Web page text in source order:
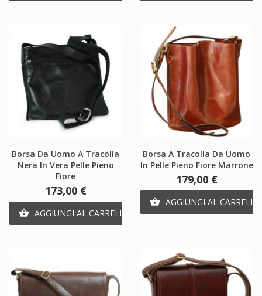
Borsa Da Uomo A Tracolla
Nera In Vera Pelle Pieno
Fiore
Prezzo
173,00 €
 AGGIUNGI AL CARRELLO
Borsa A Tracolla Da Uomo
In Pelle Pieno Fiore Marrone
Prezzo
179,00 €
 AGGIUNGI AL CARRELLO